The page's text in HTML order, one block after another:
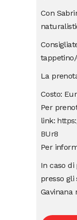
Con
La
Costo:
Per
link:
BUr8
Per
In caso di
presso gli
Gavinana